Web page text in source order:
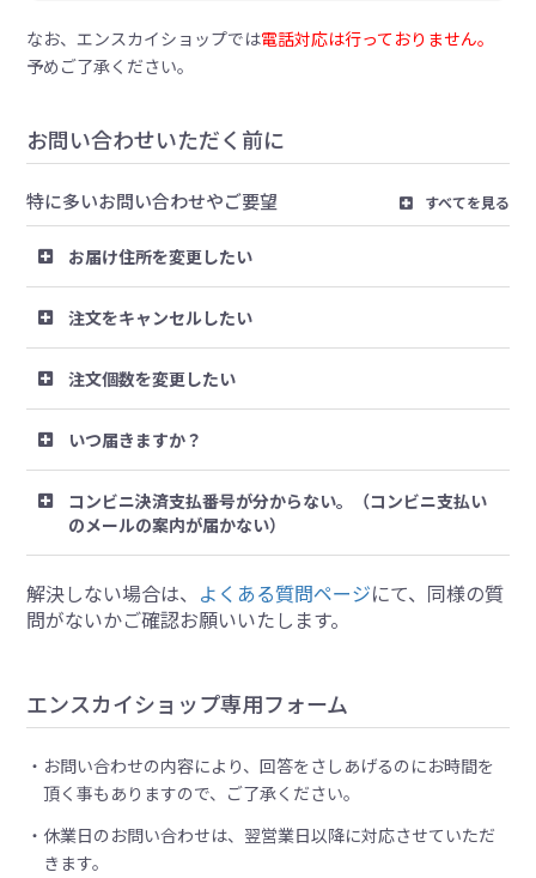
なお、エンスカイショップでは電話対応は行っておりません。
予めご了承ください。
お問い合わせいただく前に
特に多いお問い合わせやご要望 すべてを見る
お届け住所を変更したい
注文をキャンセルしたい
注文個数を変更したい
いつ届きますか？
コンビニ決済支払番号が分からない。（コンビニ支払い
のメールの案内が届かない）
解決しない場合は、 よくある質問ページにて、同様の質
問がないかご確認お願いいたします。
エンスカイショップ専用フォーム
お問い合わせの内容により、回答をさしあげるのにお時間を
頂く事もありますので、ご了承ください。
休業日のお問い合わせは、翌営業日以降に対応させていただ
きます。